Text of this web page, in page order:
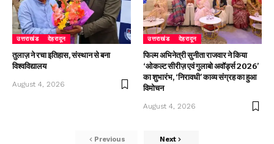
उत्तराखंड देहरादून
तुलाज़ ने रचा इतिहास, संस्थान से बना
विश्वविद्यालय
August 4, 2026
उत्तराखंड देहरादून
फिल्म अभिनेत्री सुनीता राजवार ने किया
‘ओकल्ट सीरीज़ एवं गुलाबो अवॉर्ड्स 2026’
का शुभारंभ, ‘निरावधी’ काव्य संग्रह का हुआ
विमोचन
August 4, 2026
Previous Next